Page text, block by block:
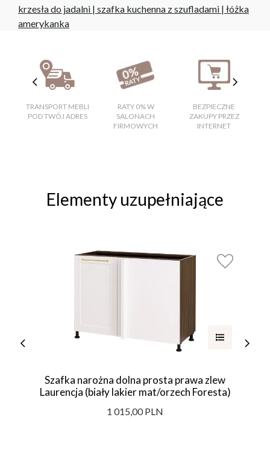
krzesła do jadalni | szafka kuchenna z szufladami | łóżka
amerykanka
TRANSPORT MEBLI
POD TWÓJ ADRES
RATY 0% W
SALONACH
FIRMOWYCH
BEZPIECZNE
ZAKUPY PRZEZ
INTERNET
Elementy uzupełniające
Szafka narożna dolna prosta prawa zlew
Laurencja (biały lakier mat/orzech Foresta)
1 015,00 PLN